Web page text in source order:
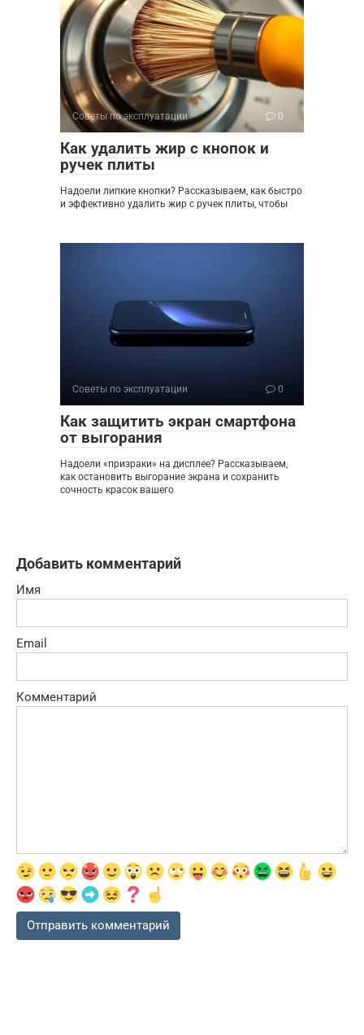
Советы по эксплуатации 0
Как удалить жир с кнопок и
ручек плиты
Надоели липкие кнопки? Рассказываем, как быстро
и эффективно удалить жир с ручек плиты, чтобы
Советы по эксплуатации 0
Как защитить экран смартфона
от выгорания
Надоели «призраки» на дисплее? Рассказываем,
как остановить выгорание экрана и сохранить
сочность красок вашего
Добавить комментарий
Имя
Email
Комментарий